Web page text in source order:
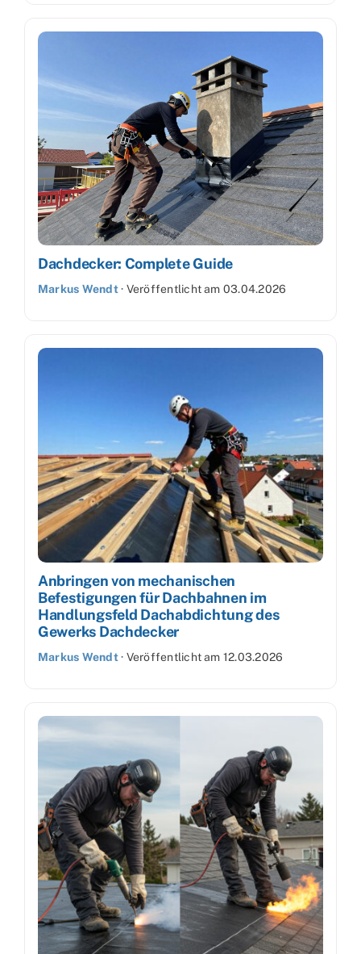
Dachdecker: Complete Guide
Markus Wendt· Veröffentlicht am 03.04.2026
Anbringen von mechanischen
Befestigungen für Dachbahnen im
Handlungsfeld Dachabdichtung des
Gewerks Dachdecker
Markus Wendt· Veröffentlicht am 12.03.2026